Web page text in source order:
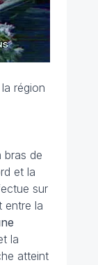
région
bras de
et la
sur
entre la
la
atteint